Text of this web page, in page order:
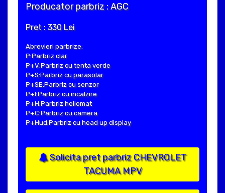
Producator parbriz : AGC
Pret : 330 Lei
Abrevieri parbrize:
P:Parbriz clar
P+V:Parbriz cu tenta verde
P+S:Parbriz cu parasolar
P+SE:Parbriz cu senzor
P+I:Parbriz cu incalzire
P+H:Parbriz heliomat
P+C:Parbriz cu camera
P+Hud:Parbriz cu head up display
Solicita pret parbriz CHEVROLET
TACUMA MPV